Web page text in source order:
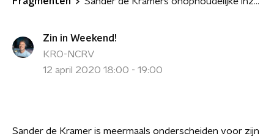
Zin in Weekend!
KRO-NCRV
12 april 2020 18:00 - 19:00
Sander de Kramer is meermaals onderscheiden voor zijn